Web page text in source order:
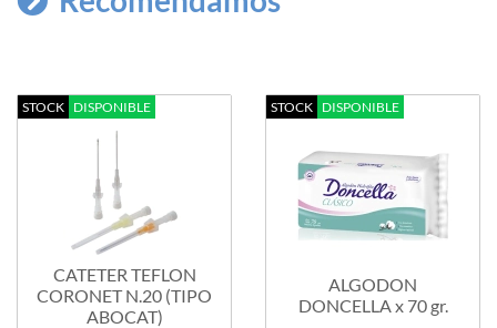
STOCK DISPONIBLE
CATETER TEFLON
CORONET N.20 (TIPO
ABOCAT)
STOCK DISPONIBLE
ALGODON
DONCELLA x 70 gr.